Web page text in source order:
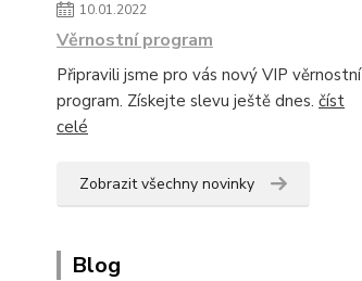
10.01.2022
Věrnostní program
Připravili jsme pro vás nový VIP věrnostní
program. Získejte slevu ještě dnes. číst
celé
Zobrazit všechny novinky
Blog